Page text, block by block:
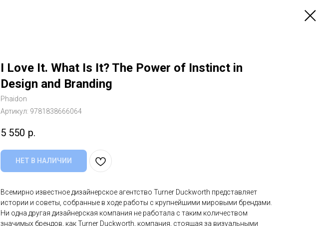
I Love It. What Is It? The Power of Instinct in
Design and Branding
Phaidon
Артикул: 9781838666064
5 550 р.
НЕТ В НАЛИЧИИ
Всемирно известное дизайнерское агентство Turner Duckworth представляет
истории и советы, собранные в ходе работы с крупнейшими мировыми брендами.
Ни одна другая дизайнерская компания не работала с таким количеством
значимых брендов, как Turner Duckworth, компания, стоящая за визуальными